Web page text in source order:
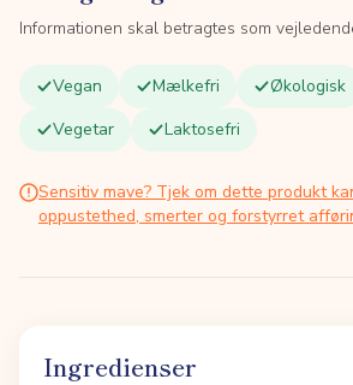
Informationen skal betragtes som
Vegan Mælkefri Økologisk
Vegetar
Laktosefri
Sensitiv mave? Tjek om dette produkt
oppustethed, smerter og forstyrret
Ingredienser